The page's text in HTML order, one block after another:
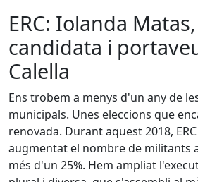
ERC: Iolanda
candidata i
Calella
Ens trobem a menys d'un any de
municipals. Unes eleccions que
renovada. Durant aquest 2018,
augmentat el nombre de militants
més d'un 25%. Hem ampliat